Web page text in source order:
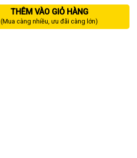
THÊM VÀO GIỎ HÀNG
(Mua càng nhiều, ưu đãi càng lớn)